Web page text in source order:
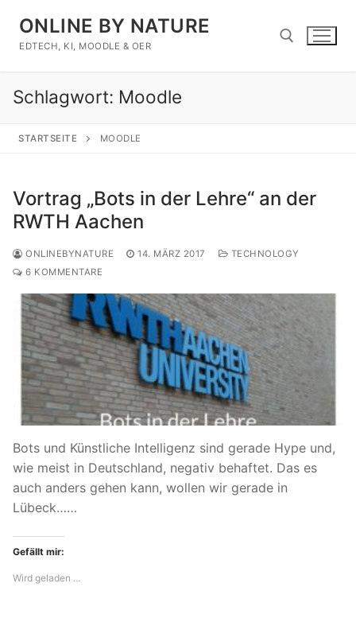
Inhalt
springen
ONLINE BY NATURE
EDTECH, KI, MOODLE & OER
Suchen nach:
Schlagwort: Moodle
STARTSEITE MOODLE
Vortrag „Bots in der Lehre“ an der
RWTH Aachen
ONLINEBYNATURE 14. MÄRZ 2017
TECHNOLOGY
6 KOMMENTARE
Bots und Künstliche Intelligenz sind gerade Hype und,
wie meist in Deutschland, negativ behaftet. Das es
auch anders gehen kann, wollen wir gerade in
Lübeck……
Gefällt mir:
Wird geladen …